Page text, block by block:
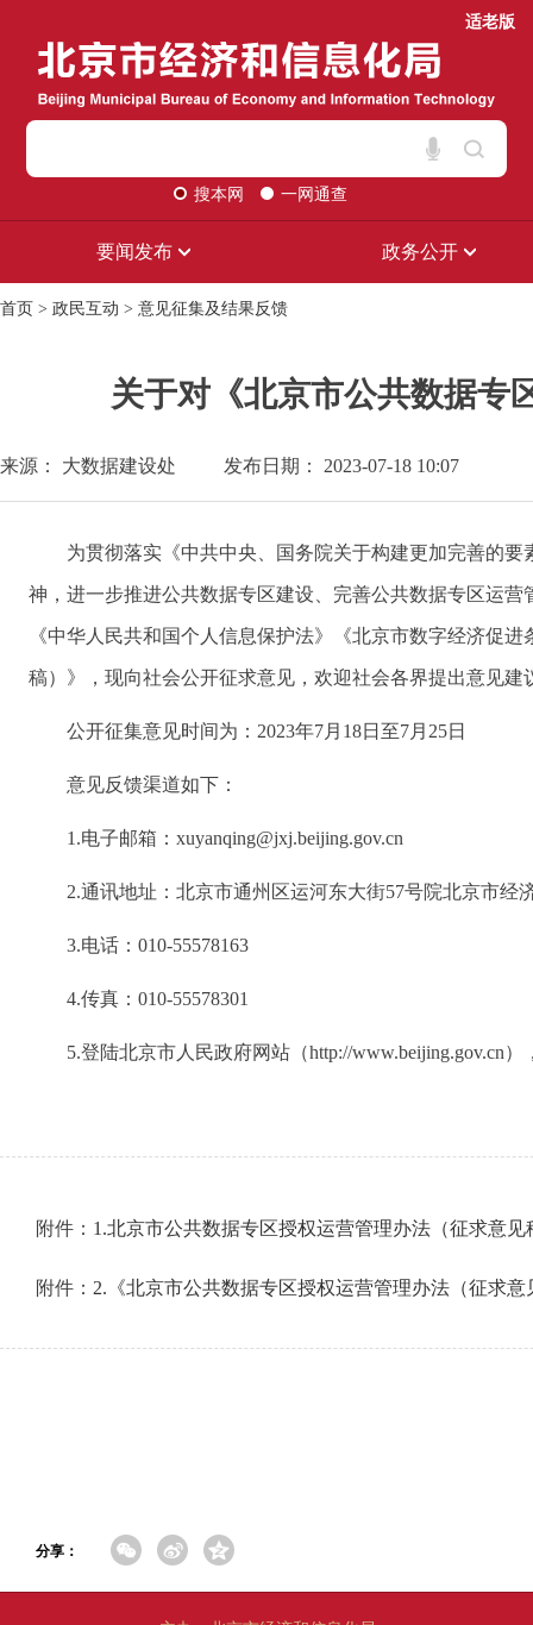
适老版
搜本网 一网通查
要闻发布 政务公开
首页 > 政民互动 > 意见征集及结果反馈
关于对《北京市公共数据专
来源： 大数据建设处 发布日期： 2023-07-18 10:07
为贯彻落实《中共中央、国务院关于构建更加完善的
神，进一步推进公共数据专区建设、完善公共数据专区运
《中华人民共和国个人信息保护法》《北京市数字经济促
稿）》，现向社会公开征求意见，欢迎社会各界提出意见建
公开征集意见时间为：2023年7月18日至7月25日
意见反馈渠道如下：
1.电子邮箱：xuyanqing@jxj.beijing.gov.cn
2.通讯地址：北京市通州区运河东大街57号院北京市
3.电话：010-55578163
4.传真：010-55578301
5.登陆北京市人民政府网站（http://www.beijing.gov.cn
附件： 1.北京市公共数据专区授权运营管理办法（征求意见
附件： 2.《北京市公共数据专区授权运营管理办法（征求
分享：